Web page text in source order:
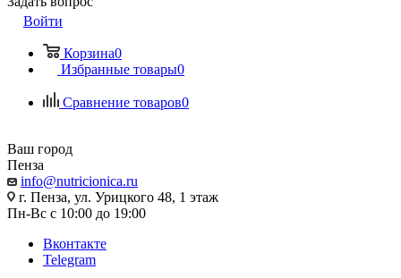
Войти
Корзина0
Избранные товары0
Сравнение товаров0
Ваш город
Пенза
info@nutricionica.ru
г. Пенза, ул. Урицкого 48, 1 этаж
Пн-Вс с 10:00 до 19:00
Вконтакте
Telegram